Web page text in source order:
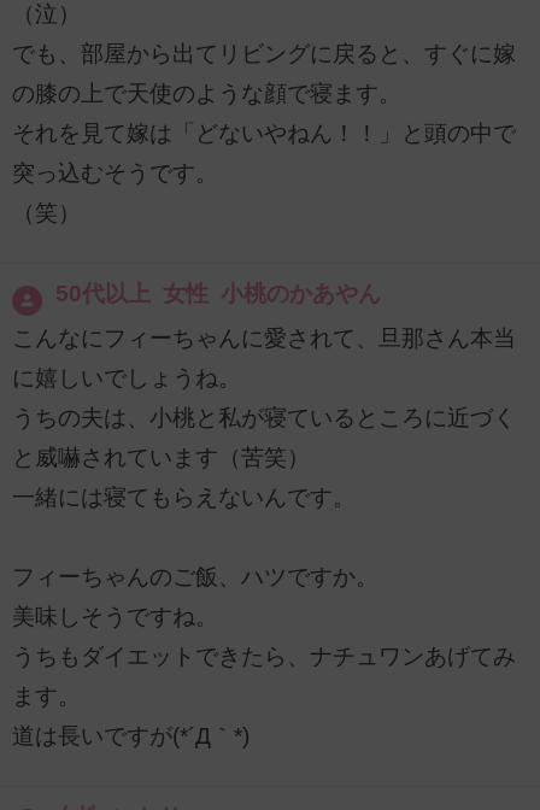
（泣）
でも、部屋から出てリビングに戻ると、すぐに嫁
の膝の上で天使のような顔で寝ます。
それを見て嫁は「どないやねん！！」と頭の中で
突っ込むそうです。
（笑）
50代以上 女性 小桃のかあやん
こんなにフィーちゃんに愛されて、旦那さん本当
に嬉しいでしょうね。
うちの夫は、小桃と私が寝ているところに近づく
と威嚇されています（苦笑）
一緒には寝てもらえないんです。
フィーちゃんのご飯、ハツですか。
美味しそうですね。
うちもダイエットできたら、ナチュワンあげてみ
ます。
道は長いですが(*´Д｀*)